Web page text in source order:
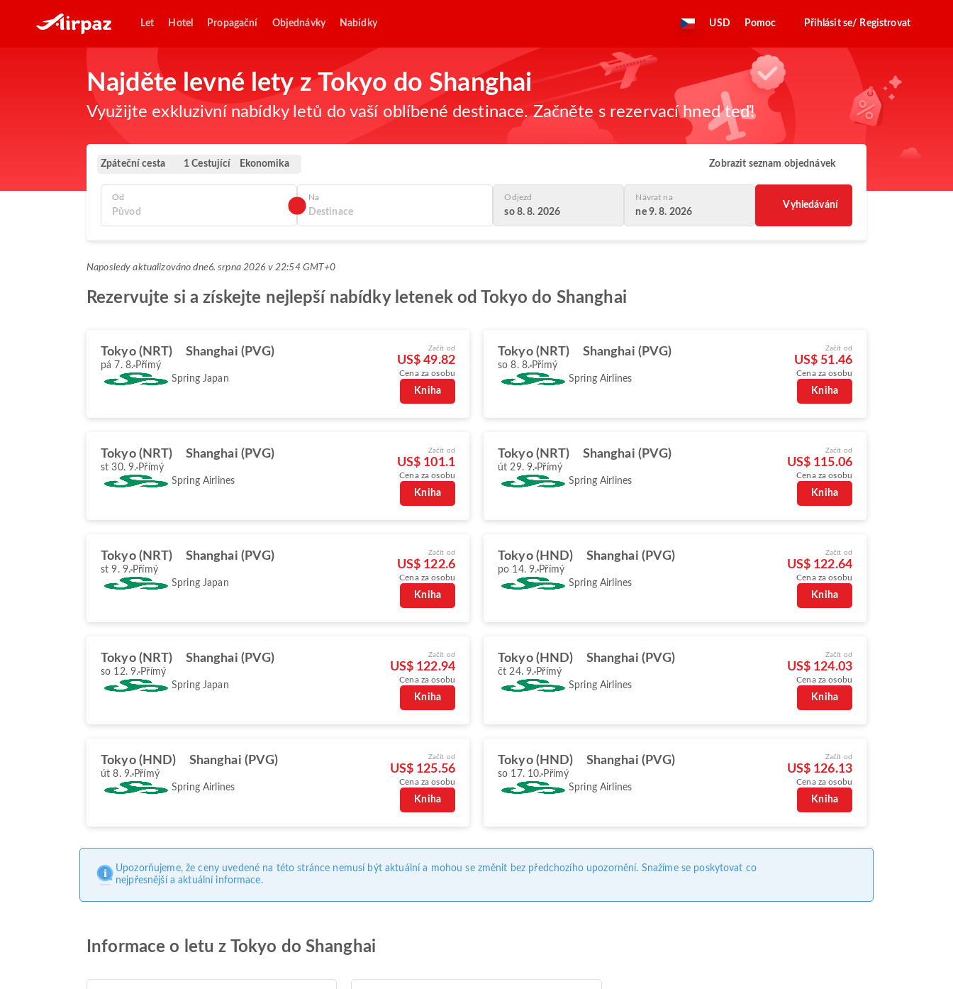
Let Hotel Propagační Objednávky Nabídky USD Pomoc Přihlásit se/ Registrovat
Najděte levné lety z Tokyo do Shanghai
Využijte exkluzivní nabídky letů do vaší oblíbené destinace. Začněte s rezervací hned teď!
Zpáteční cesta 1 Cestující Ekonomika Zobrazit seznam objednávek
Od Na Odjezd
so 8. 8. 2026
Návrat na
ne 9. 8. 2026
Vyhledávání
Naposledy aktualizováno dne6. srpna 2026 v 22:54 GMT+0
Rezervujte si a získejte nejlepší nabídky letenek od Tokyo do Shanghai
Tokyo (NRT) Shanghai (PVG)
pá 7. 8. Přímý
Spring Japan
Začít od
US$ 49.82
Cena za osobu
Kniha
Tokyo (NRT) Shanghai (PVG)
so 8. 8. Přímý
Spring Airlines
Začít od
US$ 51.46
Cena za osobu
Kniha
Tokyo (NRT) Shanghai (PVG)
st 30. 9. Přímý
Spring Airlines
Začít od
US$ 101.1
Cena za osobu
Kniha
Tokyo (NRT) Shanghai (PVG)
út 29. 9. Přímý
Spring Airlines
Začít od
US$ 115.06
Cena za osobu
Kniha
Tokyo (NRT) Shanghai (PVG)
st 9. 9. Přímý
Spring Japan
Začít od
US$ 122.6
Cena za osobu
Kniha
Tokyo (HND) Shanghai (PVG)
po 14. 9. Přímý
Spring Airlines
Začít od
US$ 122.64
Cena za osobu
Kniha
Tokyo (NRT) Shanghai (PVG)
so 12. 9. Přímý
Spring Japan
Začít od
US$ 122.94
Cena za osobu
Kniha
Tokyo (HND) Shanghai (PVG)
čt 24. 9. Přímý
Spring Airlines
Začít od
US$ 124.03
Cena za osobu
Kniha
Tokyo (HND) Shanghai (PVG)
út 8. 9. Přímý
Spring Airlines
Začít od
US$ 125.56
Cena za osobu
Kniha
Tokyo (HND) Shanghai (PVG)
so 17. 10. Přímý
Spring Airlines
Začít od
US$ 126.13
Cena za osobu
Kniha
Upozorňujeme, že ceny uvedené na této stránce nemusí být aktuální a mohou se změnit bez předchozího upozornění. Snažíme se poskytovat co
nejpřesnější a aktuální informace.
Informace o letu z Tokyo do Shanghai